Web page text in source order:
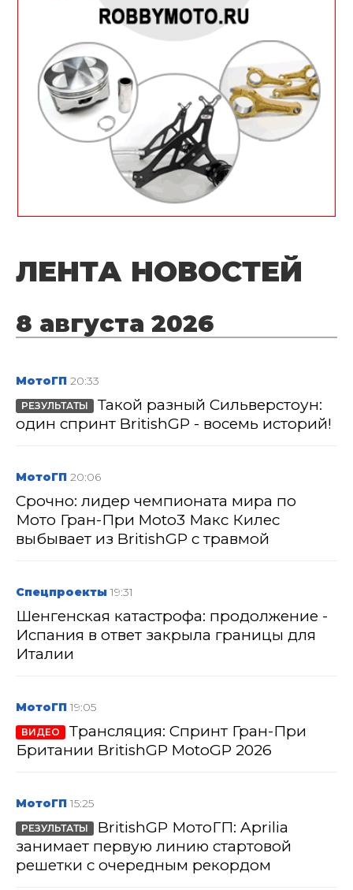
ЛЕНТА НОВОСТЕЙ
8 августа 2026
МотоГП 20:33
РЕЗУЛЬТАТЫ
Такой разный Сильверстоун:
один спринт BritishGP - восемь историй!
МотоГП 20:06
Срочно: лидер чемпионата мира по
Мото Гран-При Moto3 Макс Килес
выбывает из BritishGP с травмой
Спецпроекты 19:31
Шенгенская катастрофа: продолжение -
Испания в ответ закрыла границы для
Италии
МотоГП 19:05
ВИДЕО
Трансляция: Спринт Гран-При
Британии BritishGP MotoGP 2026
МотоГП 15:25
РЕЗУЛЬТАТЫ
BritishGP МотоГП: Aprilia
занимает первую линию стартовой
решетки с очередным рекордом